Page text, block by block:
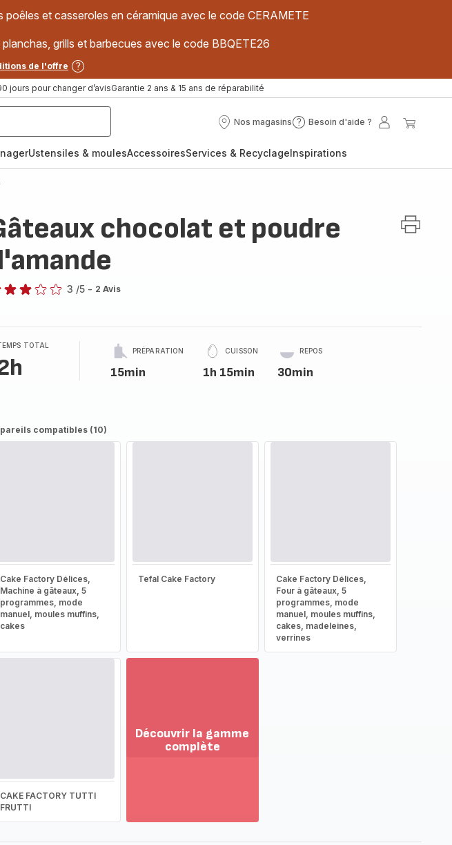
et casseroles en céramique avec le code CERAMETE
grills et barbecues avec le code BBQETE26
de l'offre
jours pour changer d’avisGarantie 2 ans & 15 ans de réparabilité
Nos magasins
Nos
Besoin d'aide ?
Besoin
?
Mon
Ustensiles & moulesAccessoiresServices & RecyclageInspirations
chocolat et poudre
3 /5 - 2 Avis
TOTAL
PRÉPARATION
15min
CUISSON
1h 15min
REPOS
30min
compatibles (10)
Cake Factory Délices,
Machine à gâteaux, 5
programmes, mode
manuel, moules muffins,
cakes
Tefal Cake Factory
Cake Factory Délices,
Four à gâteaux, 5
programmes, mode
manuel, moules muffins,
cakes, madeleines,
verrines
CAKE FACTORY TUTTI
FRUTTI
Découvrir la gamme
complète